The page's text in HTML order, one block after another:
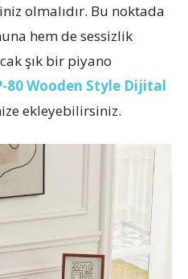
olmalıdır. Bu noktada
hem de sessizlik
şık bir piyano
80 Wooden Style Dijital
ekleyebilirsiniz.